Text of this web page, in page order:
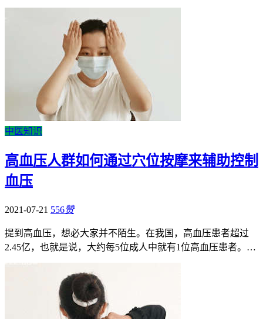
中医知识
高血压人群如何通过穴位按摩来辅助控制
血压
2021-07-21 556赞
提到高血压，想必大家并不陌生。在我国，高血压患者超过
2.45亿，也就是说，大约每5位成人中就有1位高血压患者。…